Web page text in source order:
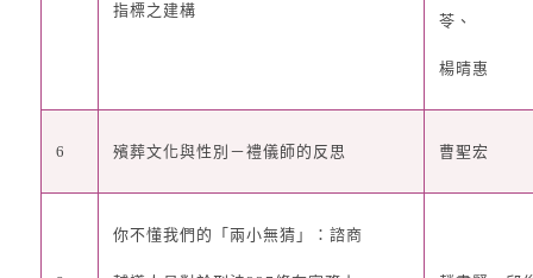
指標之建構
苓、
楊晴惠
6 殯葬文化與性別 －禮儀師的反思 曹聖宏
你不懂我們的「兩小無猜」：諮商